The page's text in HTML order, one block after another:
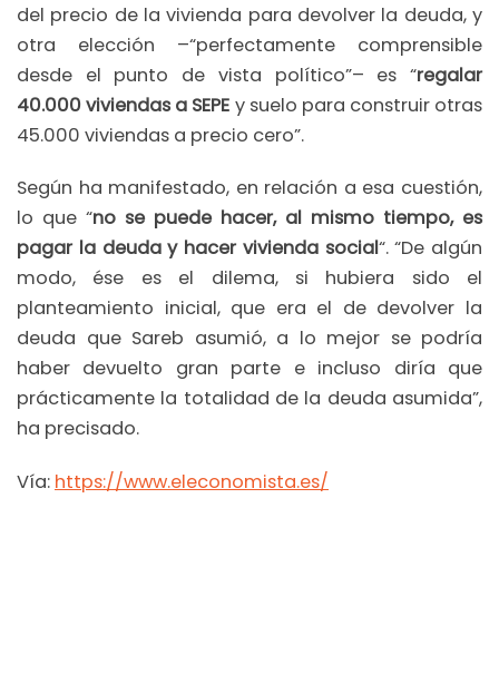
del precio de la vivienda para devolver la deuda, y
otra elección –“perfectamente comprensible
desde el punto de vista político”– es “regalar
40.000 viviendas a SEPE y suelo para construir otras
45.000 viviendas a precio cero”.
Según ha manifestado, en relación a esa cuestión,
lo que “no se puede hacer, al mismo tiempo, es
pagar la deuda y hacer vivienda social“. “De algún
modo, ése es el dilema, si hubiera sido el
planteamiento inicial, que era el de devolver la
deuda que Sareb asumió, a lo mejor se podría
haber devuelto gran parte e incluso diría que
prácticamente la totalidad de la deuda asumida”,
ha precisado.
Vía: https://www.eleconomista.es/